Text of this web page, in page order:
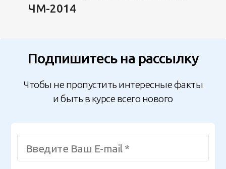
ЧМ-2014
Подпишитесь на рассылку
Чтобы не пропустить интересные факты
и быть в курсе всего нового